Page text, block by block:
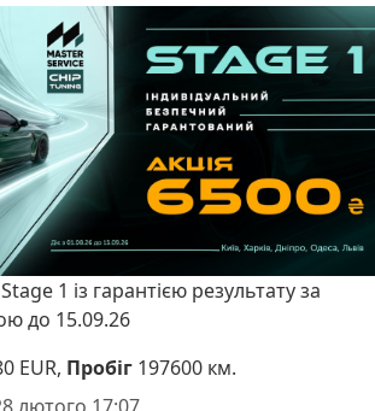
1 із гарантією результату за
до 15.09.26
EUR, Пробіг 197600 км.
лютого 17:07